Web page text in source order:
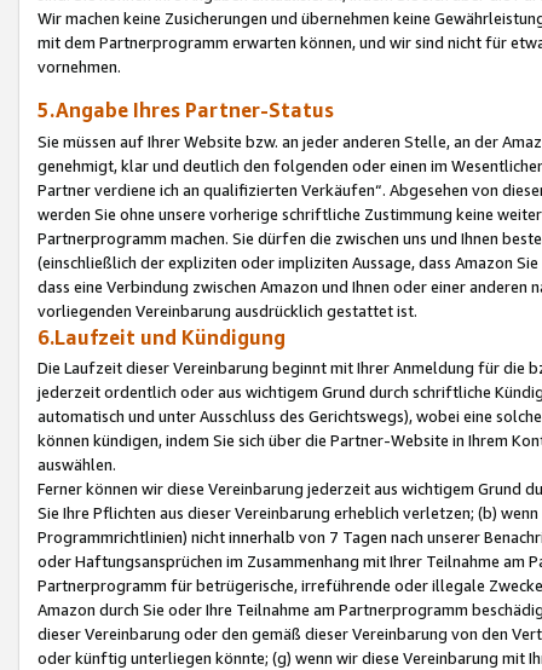
Wir machen keine Zusicherungen und übernehmen keine
mit dem Partnerprogramm erwarten können, und wir sind nicht für
vornehmen.
5.Angabe Ihres Partner-Status
Sie müssen auf Ihrer Website bzw. an jeder anderen Stelle, an der
genehmigt, klar und deutlich den folgenden oder einen im
Partner verdiene ich an qualifizierten Verkäufen“. Abgesehen von
werden Sie ohne unsere vorherige schriftliche Zustimmung keine
Partnerprogramm machen. Sie dürfen die zwischen uns und Ihnen
(einschließlich der expliziten oder impliziten Aussage, dass Amazon
dass eine Verbindung zwischen Amazon und Ihnen oder einer
vorliegenden Vereinbarung ausdrücklich gestattet ist.
6.Laufzeit und Kündigung
Die Laufzeit dieser Vereinbarung beginnt mit Ihrer Anmeldung für die
jederzeit ordentlich oder aus wichtigem Grund durch schriftliche
automatisch und unter Ausschluss des Gerichtswegs), wobei eine
können kündigen, indem Sie sich über die Partner-Website in Ihrem
auswählen.
Ferner können wir diese Vereinbarung jederzeit aus wichtigem Grund
Sie Ihre Pflichten aus dieser Vereinbarung erheblich verletzen; (b)
Programmrichtlinien) nicht innerhalb von 7 Tagen nach unserer
oder Haftungsansprüchen im Zusammenhang mit Ihrer Teilnahme am
Partnerprogramm für betrügerische, irreführende oder illegale
Amazon durch Sie oder Ihre Teilnahme am Partnerprogramm
dieser Vereinbarung oder den gemäß dieser Vereinbarung von den
oder künftig unterliegen könnte; (g) wenn wir diese Vereinbarung mit